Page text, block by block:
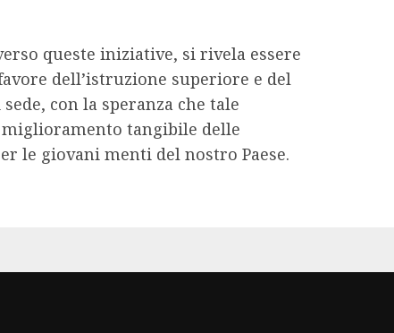
queste iniziative, si rivela essere
dell’istruzione superiore e del
con la speranza che tale
tangibile delle
le giovani menti del nostro Paese.